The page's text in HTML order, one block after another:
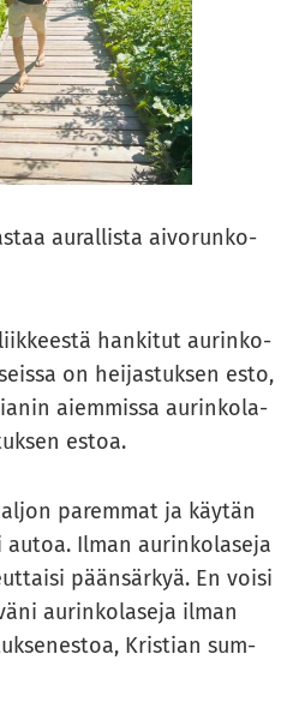
au­ral­lis­ta ai­vo­run­ko­
han­ki­tut au­rin­ko­
on hei­jas­tuk­sen esto,
ai­em­mis­sa au­rin­ko­la­
estoa.
pa­rem­mat ja käy­tän
autoa. Ilman au­rin­ko­la­se­ja
pään­sär­kyä. En voisi
au­rin­ko­la­se­ja ilman
Kris­tian sum­